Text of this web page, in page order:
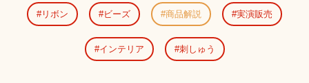
リボン ビーズ 商品解説 実演販売
インテリア 刺しゅう